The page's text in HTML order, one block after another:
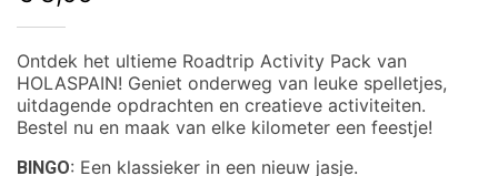
Ontdek het ultieme Roadtrip Activity Pack van
HOLASPAIN! Geniet onderweg van leuke spelletjes,
uitdagende opdrachten en creatieve activiteiten.
Bestel nu en maak van elke kilometer een feestje!
BINGO: Een klassieker in een nieuw jasje.